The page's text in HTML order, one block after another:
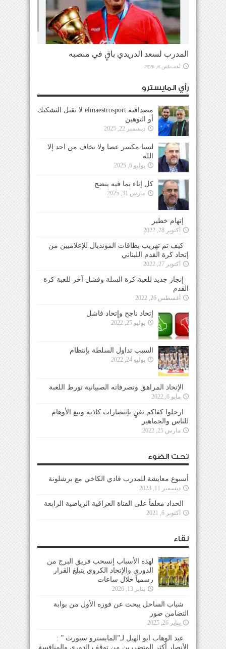
المدرب لسعد الدريدي باقٍ في منصبه
أغسطس 8, 2026
رأي المايسترو
مصداقية elmaestrosport لا تقبل التشكيك
أو التوهين
ديسمبر 22, 2025
لسنا مكسر عصا ولا نخاف من احد إلا
الله
يوليو 6, 2025
كل إناء بما فيه ينضح
مارس 31, 2025
إتهام خطير
أكتوبر 28, 2022
كيف تم تهريب بطاقات المونديال للإعلاميين من
إتحاد كرة القدم اللبناني
أكتوبر 27, 2022
إنجاز جديد للعبة كرة السلة وفشل آخر للعبة كرة
القدم
أغسطس 26, 2022
إتحاد ناجح وإتحاد فاشل
يوليو 25, 2022
السبب تداول السلطة بإنتظام
يوليو 24, 2022
الإتحاد المراهق وتصرفاته الصبيانية تورط اللعبة
مايو 6, 2022
ارحلوا كفاكم تغنٍ بإنتصارات كاذبة وبيع الأوهام
للناس والجماهير
مارس 25, 2022
تحت الضوء
أسبوع معايشة للمدرب فادي الكاخي مع برشلونة
ديسمبر 11, 2023
الحداد معلقاً على القناة العراقية الرياضية الرابعة
أكتوبر 6, 2021
لقاء
لهذه الأسباب إنسحب فريق البرج من
الدوري والإتحاد الكروي يتبلغ القرار
رسمياً خلال ساعات
يناير 13, 2026
شباب الساحل يبحث عن فوزه الأول من بوابة
التضامن صور
يناير 26, 2025
عبد الوهاب ابو الهيل لـ”المايسترو سبورت ” :
الأنصار أكثر المتضررين من توقف الدوري والمنافسة